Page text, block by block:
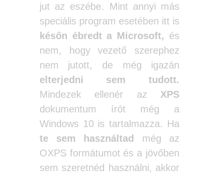
jut az eszébe. Mint annyi más
speciális program esetében itt is
későn ébredt a Microsoft, és
nem, hogy vezető szerephez
nem jutott, de még igazán
elterjedni sem tudott.
Mindezek ellenér az XPS
dokumentum írót még a
Windows 10 is tartalmazza. Ha
te sem használtad
még az
OXPS formátumot és a jövőben
sem szeretnéd használni, akkor